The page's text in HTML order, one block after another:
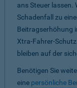
ans Steuer lassen.
Schadenfall zu
Beitragserhöhung
Xtra-Fahrer-
bleiben auf der
Benötigen Sie
eine persönliche